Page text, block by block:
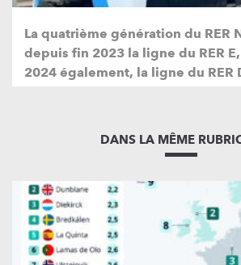
La quatrième génération du RER
depuis fin 2023 la ligne du RER
2024 également, la ligne du RER
DANS LA MÊME